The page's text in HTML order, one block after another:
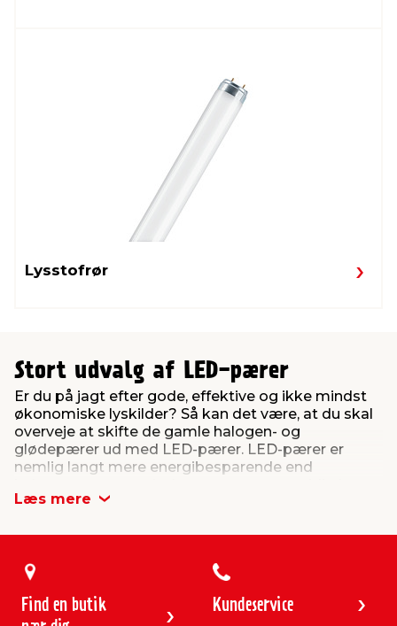
Lysstofrør
Stort udvalg af LED-pærer
Er du på jagt efter gode, effektive og ikke mindst
økonomiske lyskilder? Så kan det være, at du skal
overveje at skifte de gamle halogen- og
glødepærer ud med LED-pærer. LED-pærer er
nemlig langt mere energibesparende end
LED-pærer stadig mange af de samme gode
LED-pære med det samme og giver et behageligt
køkken, stue, bryggers og badeværelse.
LED-pærer er fremtidens lyskilde
Læs mere
Find en butik
Kundeservice